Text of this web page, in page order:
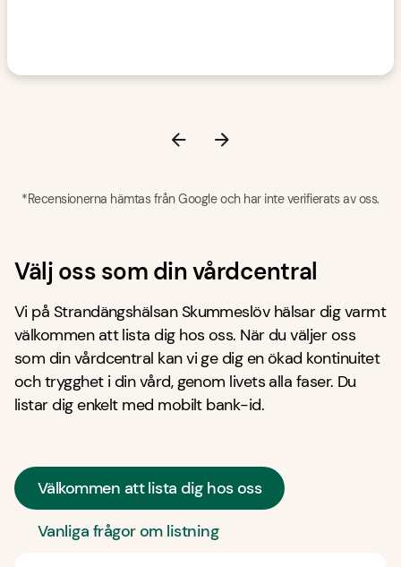
*Recensionerna hämtas från Google och har inte verifierats av oss.
Välj oss som din vårdcentral
Vi på Strandängshälsan Skummeslöv hälsar dig varmt
välkommen att lista dig hos oss. När du väljer oss
som din vårdcentral kan vi ge dig en ökad kontinuitet
och trygghet i din vård, genom livets alla faser. Du
listar dig enkelt med mobilt bank-id.
Välkommen att lista dig hos oss
Vanliga frågor om listning